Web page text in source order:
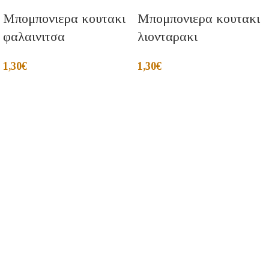
Μπομπονιερα κουτακι
φαλαινιτσα
1,30€
Μπομπονιερα κουτακι
λιονταρακι
1,30€